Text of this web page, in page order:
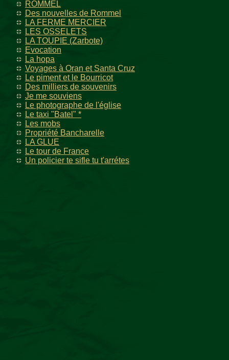
ROMMEL
Des nouvelles de Rommel
LA FERME MERCIER
LES OSSELETS
LA TOUPIE (Zarbote)
Evocation
La hopa
Voyages à Oran et Santa Cruz
Le piment et le Bourricot
Des milliers de souvenirs
Je me souviens
Le photographe de l'église
Le taxi "Batel" *
Les mobs
Propriété Bancharelle
LA GLUE
Le tour de France
Un policier te sifle tu t'arrétes